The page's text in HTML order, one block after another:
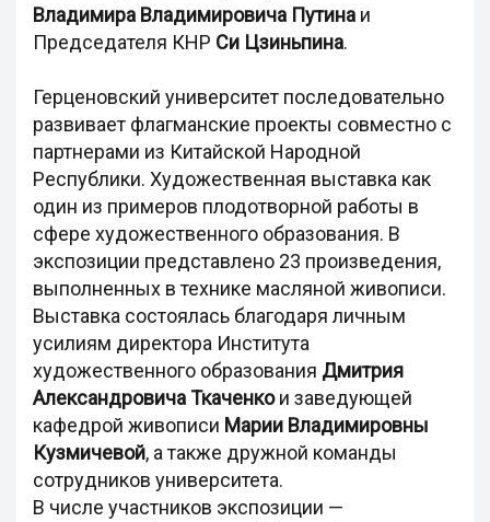
Владимира Владимировича Путина и
Председателя КНР Си Цзиньпина.
Герценовский университет последовательно
развивает флагманские проекты совместно с
партнерами из Китайской Народной
Республики. Художественная выставка как
один из примеров плодотворной работы в
сфере художественного образования. В
экспозиции представлено 23 произведения,
выполненных в технике масляной живописи.
Выставка состоялась благодаря личным
усилиям директора Института
художественного образования Дмитрия
Александровича Ткаченкои заведующей
кафедрой живописи Марии Владимировны
Кузмичевой, а также дружной команды
сотрудников университета.
В числе участников экспозиции —